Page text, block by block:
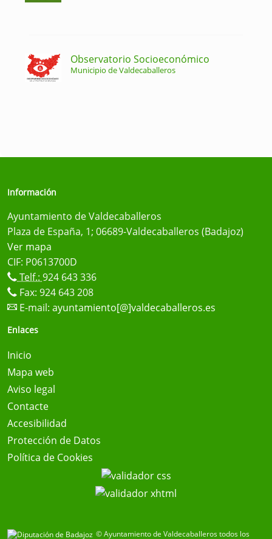
Observatorio Socioeconómico
Municipio de Valdecaballeros
Información
Ayuntamiento de Valdecaballeros
Plaza de España, 1; 06689-Valdecaballeros (Badajoz)
Ver mapa
CIF: P0613700D
Telf.: 924 643 336
Fax: 924 643 208
E-mail: ayuntamiento[@]valdecaballeros.es
Enlaces
Inicio
Mapa web
Aviso legal
Contacte
Accesibilidad
Protección de Datos
Política de Cookies
© Ayuntamiento de Valdecaballeros todos los